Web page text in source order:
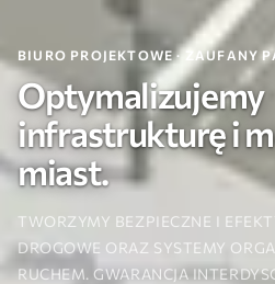
BIURO PROJEKTOWE · ZAUFANY
Optymalizujemy
infrastrukturę i
miast.
TWORZYMY BEZPIECZNE I
DROGOWE ORAZ SYSTEMY
RUCHEM. GWARANCJA